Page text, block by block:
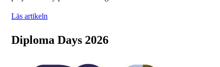
Läs artikeln
Diploma Days 2026